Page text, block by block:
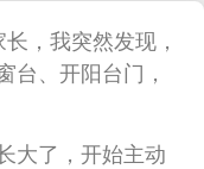
，我突然发现，
台、开阳台门，
大了，开始主动